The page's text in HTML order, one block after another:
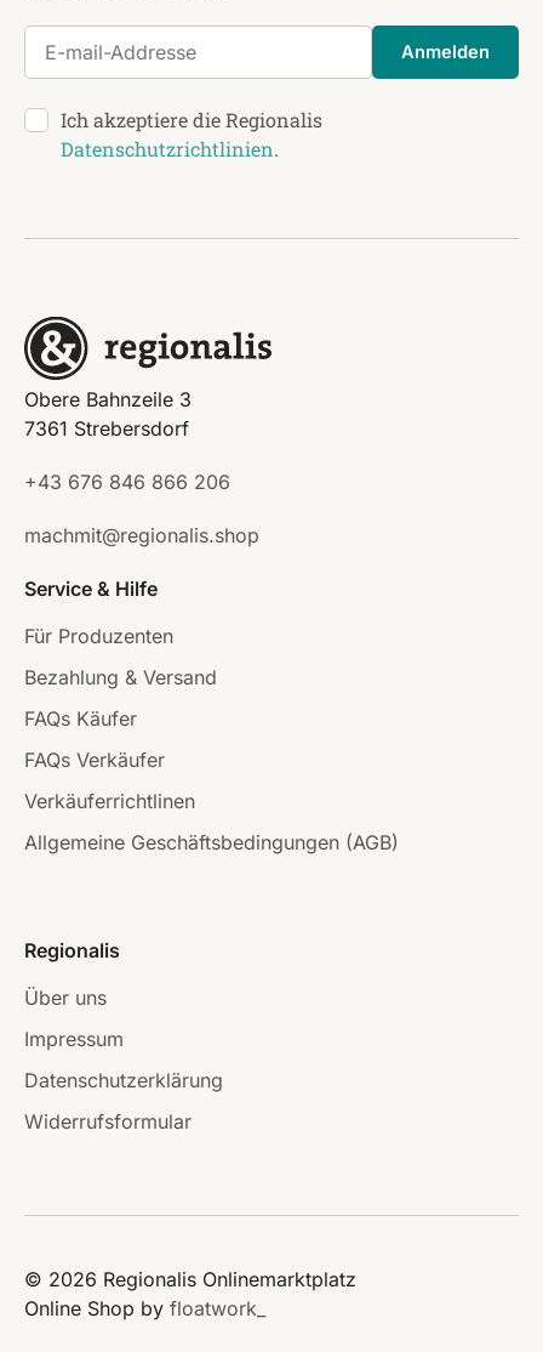
Anmelden
Ich akzeptiere die Regionalis
Datenschutzrichtlinien.
Obere Bahnzeile 3
7361 Strebersdorf
+43 676 846 866 206
machmit@regionalis.shop
Service & Hilfe
Für Produzenten
Bezahlung & Versand
FAQs Käufer
FAQs Verkäufer
Verkäuferrichtlinen
Allgemeine Geschäftsbedingungen (AGB)
Regionalis
Über uns
Impressum
Datenschutzerklärung
Widerrufsformular
© 2026 Regionalis Onlinemarktplatz
Online Shop by floatwork_